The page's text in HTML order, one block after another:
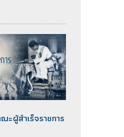
ะผู้สำเร็จราชการ